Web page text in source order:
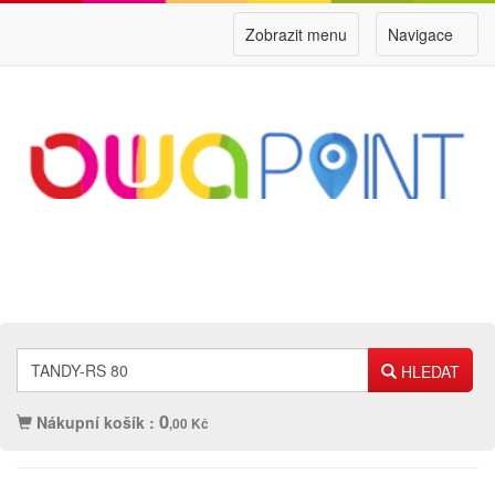
Navigace
Zobrazit menu
HLEDAT
Nákupní košík : 0,00 Kč